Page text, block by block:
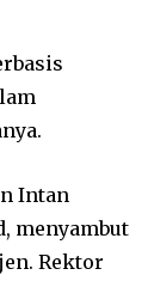
Intan
menyambut
Rektor